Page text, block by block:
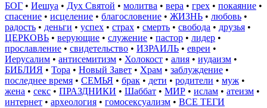
БОГ • Иешуа • Дух Святой • молитва • вера • грех • покаяние •
спасение • исцеление • благословение • ЖИЗНЬ • любовь •
радость • деньги • успех • страх • смерть • свобода • друзья •
ЦЕРКОВЬ • верующие • служение • пастор • лидер •
прославление • свидетельство • ИЗРАИЛЬ • евреи •
Иерусалим • антисемитизм • Холокост • алия • иудаизм •
БИБЛИЯ • Тора • Новый Завет • Храм • заблуждение •
последнее время • СЕМЬЯ • брак • дети • родители • муж •
жена • секс • ПРАЗДНИКИ • Шаббат • МИР • ислам • атеизм •
интернет • археология • гомосексуализм • ВСЕ ТЕГИ